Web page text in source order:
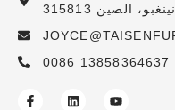
الصين 315813
0086 13858364637